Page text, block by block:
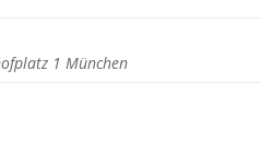
1 München